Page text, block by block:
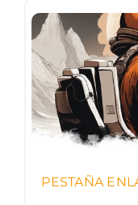
PESTAÑA